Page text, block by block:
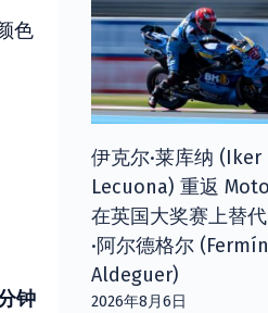
色
钟
伊克尔·莱库纳 (Iker
Lecuona) 重返
在英国大奖赛上替
·阿尔德格尔 (Fermín
Aldeguer)
2026年8月6日